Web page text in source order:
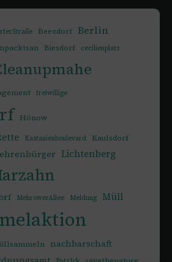
Beezdorf Berlin
Biesdorf cecilienplatz
freiwillige
Hönow
Kastanienboulevard Kaulsdorf
Lichtenberg
MehrowerAllee Meldung Müll
nachbarschaft